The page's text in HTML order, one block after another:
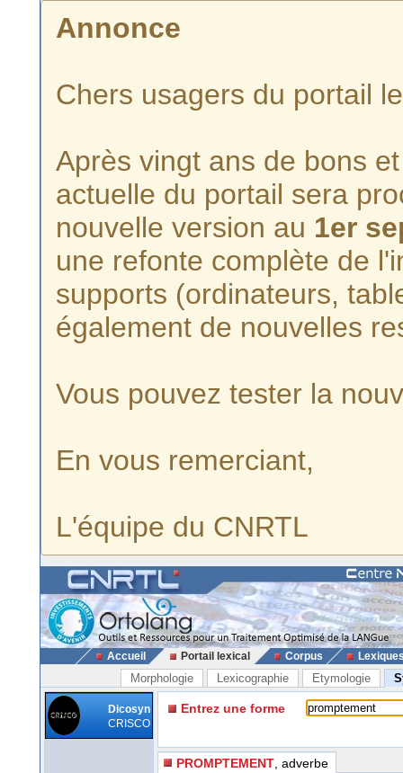
Annonce
Chers usagers du portail
Après vingt ans de bons
actuelle du portail sera
nouvelle version au 1er
une refonte complète de
supports (ordinateurs,
également de nouvelles
Vous pouvez tester la
En vous remerciant,
L'équipe du CNRTL
Accueil Portail lexical Corpus
Morphologie Lexicographie Etymologie
Dicosyn
CRISCO
Entrez une forme
PROMPTEMENT , adverbe